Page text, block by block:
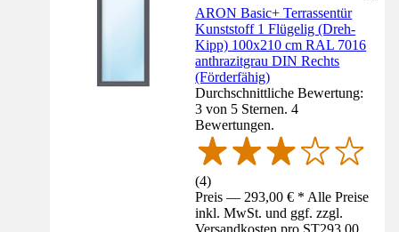
ARON Basic+ Terrassentür
Kunststoff 1 Flügelig (Dreh-
Kipp) 100x210 cm RAL 7016
anthrazitgrau DIN Rechts
(Förderfähig)
Durchschnittliche Bewertung:
3 von 5 Sternen. 4
Bewertungen.
(4)
Preis — 293,00 € * Alle Preise
inkl. MwSt. und ggf. zzgl.
Versandkosten pro ST293,00